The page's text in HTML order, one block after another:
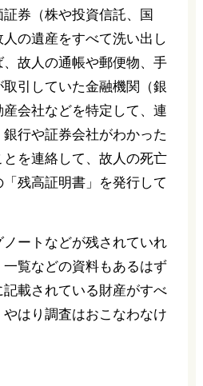
券（株や投資信託、国
の遺産をすべて洗い出し
故人の通帳や郵便物、手
引していた金融機関（銀
会社などを特定して、連
行や証券会社がわかった
を連絡して、故人の死亡
残高証明書」を発行して
ートなどが残されていれ
覧などの資料もあるはず
載されている財産がすべ
はり調査はおこなわなけ